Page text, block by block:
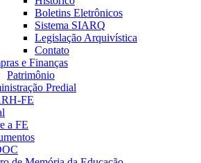
Boletins Eletrônicos
Sistema SIARQ
Legislação Arquivística
Contato
e Finanças
Patrimônio
Predial
FE
a FE